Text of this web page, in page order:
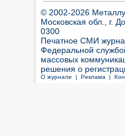
© 2002-2026
Московская обл., г.
0300
Печатное СМИ
Федеральной
массовых
решения о
О журнале | Реклама |